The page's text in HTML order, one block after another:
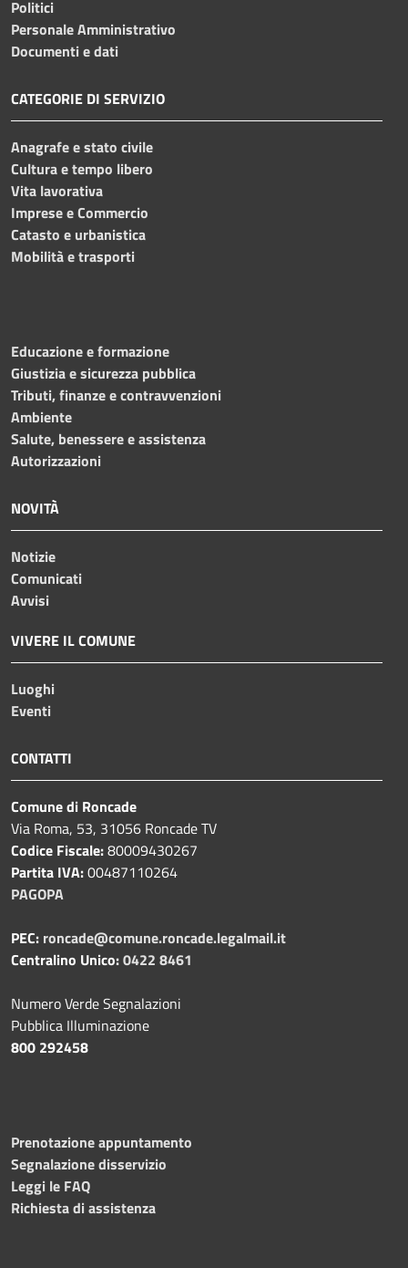
Politici
Personale Amministrativo
Documenti e dati
CATEGORIE DI SERVIZIO
Anagrafe e stato civile
Cultura e tempo libero
Vita lavorativa
Imprese e Commercio
Catasto e urbanistica
Mobilità e trasporti
Educazione e formazione
Giustizia e sicurezza pubblica
Tributi, finanze e contravvenzioni
Ambiente
Salute, benessere e assistenza
Autorizzazioni
NOVITÀ
Notizie
Comunicati
Avvisi
VIVERE IL COMUNE
Luoghi
Eventi
CONTATTI
Comune di Roncade
Via Roma, 53, 31056 Roncade TV
Codice Fiscale:80009430267
Partita IVA:00487110264
PAGOPA
PEC: roncade@comune.roncade.legalmail.it
Centralino Unico:0422 8461
Numero Verde Segnalazioni
Pubblica Illuminazione
800 292458
Prenotazione appuntamento
Segnalazione disservizio
Leggi le FAQ
Richiesta di assistenza